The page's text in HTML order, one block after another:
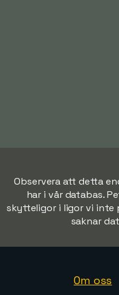
Observera att detta
har i vår databas.
skytteligor i ligor vi inte
saknar
Om oss